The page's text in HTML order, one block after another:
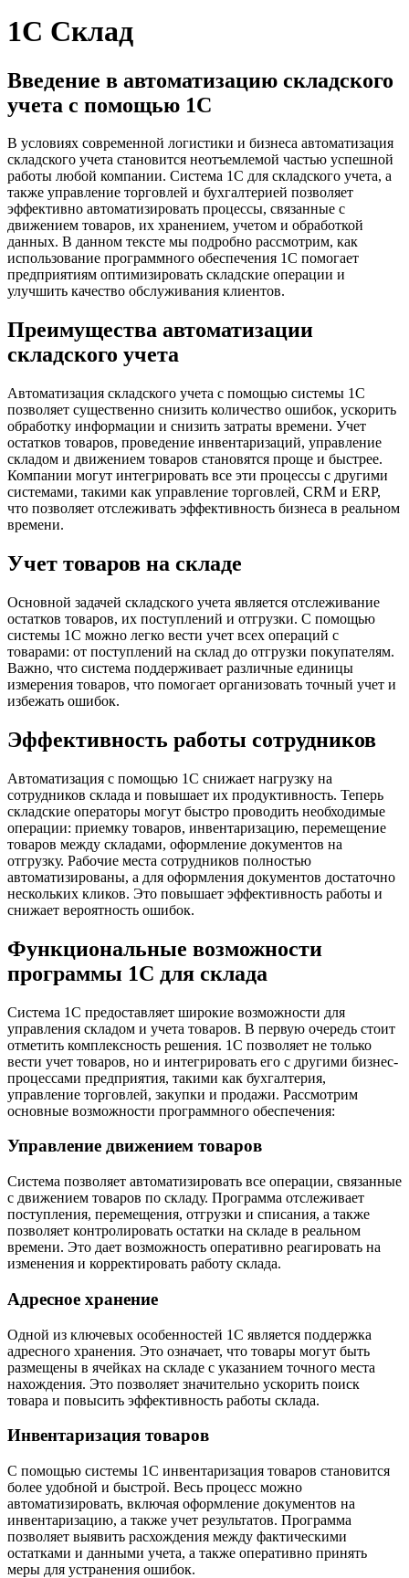
1С Склад
Введение в автоматизацию складского
учета с помощью 1С
В условиях современной логистики и бизнеса автоматизация
складского учета становится неотъемлемой частью успешной
работы любой компании. Система 1С для складского учета, а
также управление торговлей и бухгалтерией позволяет
эффективно автоматизировать процессы, связанные с
движением товаров, их хранением, учетом и обработкой
данных. В данном тексте мы подробно рассмотрим, как
использование программного обеспечения 1С помогает
предприятиям оптимизировать складские операции и
улучшить качество обслуживания клиентов.
Преимущества автоматизации
складского учета
Автоматизация складского учета с помощью системы 1С
позволяет существенно снизить количество ошибок, ускорить
обработку информации и снизить затраты времени. Учет
остатков товаров, проведение инвентаризаций, управление
складом и движением товаров становятся проще и быстрее.
Компании могут интегрировать все эти процессы с другими
системами, такими как управление торговлей, CRM и ERP,
что позволяет отслеживать эффективность бизнеса в реальном
времени.
Учет товаров на складе
Основной задачей складского учета является отслеживание
остатков товаров, их поступлений и отгрузки. С помощью
системы 1С можно легко вести учет всех операций с
товарами: от поступлений на склад до отгрузки покупателям.
Важно, что система поддерживает различные единицы
измерения товаров, что помогает организовать точный учет и
избежать ошибок.
Эффективность работы сотрудников
Автоматизация с помощью 1С снижает нагрузку на
сотрудников склада и повышает их продуктивность. Теперь
складские операторы могут быстро проводить необходимые
операции: приемку товаров, инвентаризацию, перемещение
товаров между складами, оформление документов на
отгрузку. Рабочие места сотрудников полностью
автоматизированы, а для оформления документов достаточно
нескольких кликов. Это повышает эффективность работы и
снижает вероятность ошибок.
Функциональные возможности
программы 1С для склада
Система 1С предоставляет широкие возможности для
управления складом и учета товаров. В первую очередь стоит
отметить комплексность решения. 1С позволяет не только
вести учет товаров, но и интегрировать его с другими бизнес-
процессами предприятия, такими как бухгалтерия,
управление торговлей, закупки и продажи. Рассмотрим
основные возможности программного обеспечения:
Управление движением товаров
Система позволяет автоматизировать все операции, связанные
с движением товаров по складу. Программа отслеживает
поступления, перемещения, отгрузки и списания, а также
позволяет контролировать остатки на складе в реальном
времени. Это дает возможность оперативно реагировать на
изменения и корректировать работу склада.
Адресное хранение
Одной из ключевых особенностей 1С является поддержка
адресного хранения. Это означает, что товары могут быть
размещены в ячейках на складе с указанием точного места
нахождения. Это позволяет значительно ускорить поиск
товара и повысить эффективность работы склада.
Инвентаризация товаров
С помощью системы 1С инвентаризация товаров становится
более удобной и быстрой. Весь процесс можно
автоматизировать, включая оформление документов на
инвентаризацию, а также учет результатов. Программа
позволяет выявить расхождения между фактическими
остатками и данными учета, а также оперативно принять
меры для устранения ошибок.